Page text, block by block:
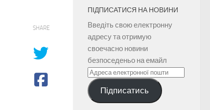
SHARE
ПІДПИСАТИСЯ НА НОВИНИ
Введіть свою електронну
адресу та отримую
своечасно новини
безпоседеньо на емайл
Адреса
електронної
поштиПідписатись